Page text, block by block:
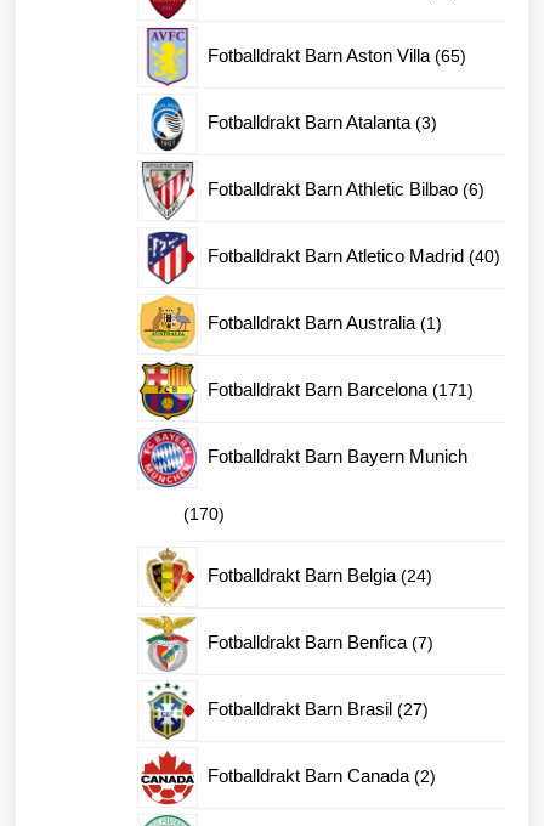
Fotballdrakt Barn Aston Villa 6565
Fotballdrakt Barn Atalanta 33
Fotballdrakt Barn Athletic Bilbao 66
Fotballdrakt Barn Atletico Madrid 4040
Fotballdrakt Barn Australia 11
Fotballdrakt Barn Barcelona 171171
Fotballdrakt Barn Bayern Munich
170170
produkter
Fotballdrakt Barn Belgia 2424
Fotballdrakt Barn Benfica 77
Fotballdrakt Barn Brasil 2727
Fotballdrakt Barn Canada 22